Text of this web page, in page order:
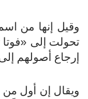
وقيل إنها من
تحولت إلى «فوتا
إرجاع أصولهم